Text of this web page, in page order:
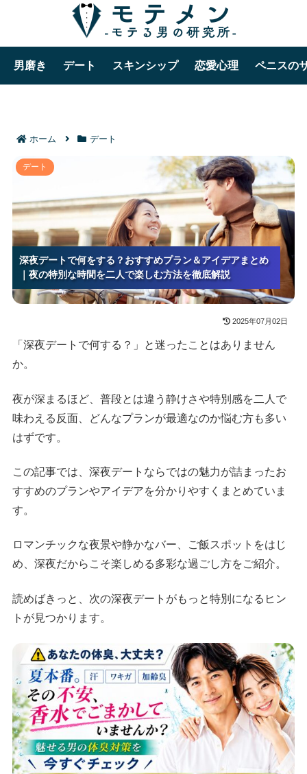
男磨き デート スキンシップ 恋愛心理 ペニスの
ホーム デート
深夜デートで何をする？おすすめプラン＆アイデアま
とめ｜夜の特別な時間を二人で楽しむ方法を徹底解説
深夜デートで何をする？おすすめプラン＆アイデアまとめ
｜夜の特別な時間を二人で楽しむ方法を徹底解説
深夜デートで何をする？おすすめプラン＆アイデアまとめ
｜夜の特別な時間を二人で楽しむ方法を徹底解説
深夜デートで何をする？おすすめプラン＆アイデアまとめ
｜夜の特別な時間を二人で楽しむ方法を徹底解説
デート
2025年07月02日
「深夜デートで何する？」と迷ったことはありません
か。
夜が深まるほど、普段とは違う静けさや特別感を二人で
味わえる反面、どんなプランが最適なのか悩む方も多い
はずです。
この記事では、深夜デートならではの魅力が詰まったお
すすめのプランやアイデアを分かりやすくまとめていま
す。
ロマンチックな夜景や静かなバー、ご飯スポットをはじ
め、深夜だからこそ楽しめる多彩な過ごし方をご紹介。
読めばきっと、次の深夜デートがもっと特別になるヒン
トが見つかります。